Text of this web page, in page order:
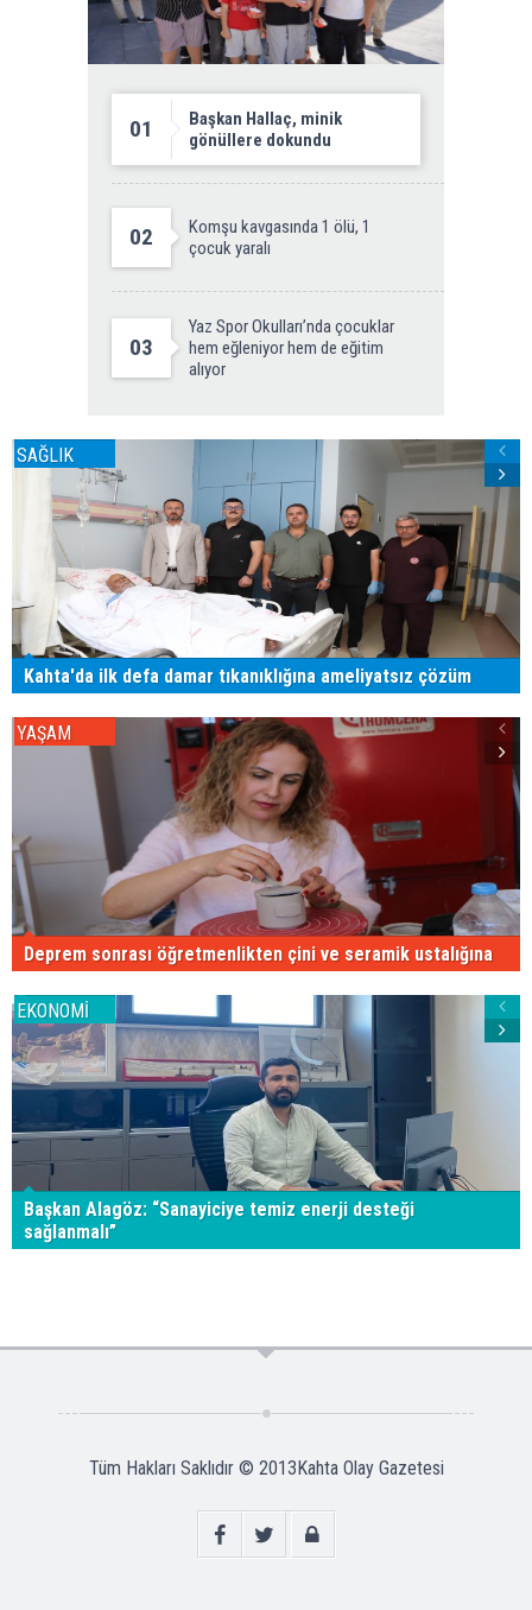
01
Başkan Hallaç, minik
gönüllere dokundu
02
Komşu kavgasında 1 ölü, 1
çocuk yaralı
03
Yaz Spor Okulları’nda çocuklar
hem eğleniyor hem de eğitim
alıyor
SAĞLIK
Kahta'da ilk defa damar tıkanıklığına ameliyatsız çözüm
YAŞAM
Deprem sonrası öğretmenlikten çini ve seramik ustalığına
EKONOMİ
Başkan Alagöz: “Sanayiciye temiz enerji desteği
sağlanmalı”
Tüm Hakları Saklıdır © 2013Kahta Olay Gazetesi